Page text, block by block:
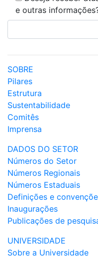
e outras
SOBRE
Pilares
Estrutura
Sustentabilidade
Comitês
Imprensa
DADOS DO SETOR
Números do Setor
Números Regionais
Números Estaduais
Definições e
Inaugurações
Publicações de
UNIVERSIDADE
Sobre a Universidade